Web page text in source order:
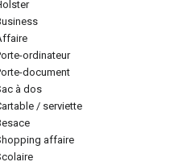
holster
business
affaire
porte-ordinateur
porte-document
sac à dos
cartable / serviette
besace
shopping affaire
scolaire